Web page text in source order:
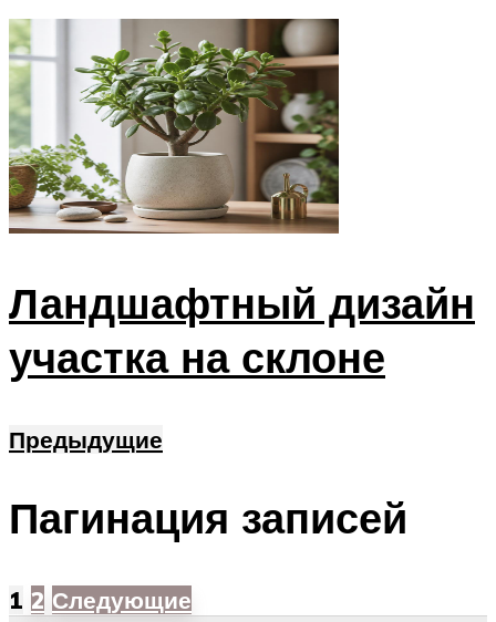
Ландшафтный дизайн
участка на склоне
Предыдущие
Пагинация записей
1 2 Следующие